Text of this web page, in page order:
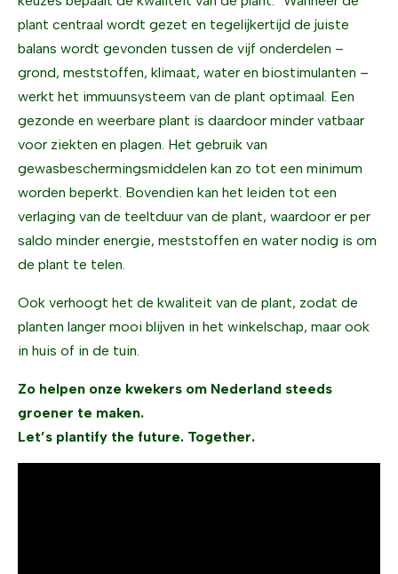
plant centraal wordt gezet en tegelijkertijd de juiste
balans wordt gevonden tussen de vijf onderdelen –
grond, meststoffen, klimaat, water en biostimulanten –
werkt het immuunsysteem van de plant optimaal. Een
gezonde en weerbare plant is daardoor minder vatbaar
voor ziekten en plagen. Het gebruik van
gewasbeschermingsmiddelen kan zo tot een minimum
worden beperkt. Bovendien kan het leiden tot een
verlaging van de teeltduur van de plant, waardoor er per
saldo minder energie, meststoffen en water nodig is om
de plant te telen.
Ook verhoogt het de kwaliteit van de plant, zodat de
planten langer mooi blijven in het winkelschap, maar ook
in huis of in de tuin.
Zo helpen onze kwekers om Nederland steeds
groener te maken.
Let’s plantify the future. Together.